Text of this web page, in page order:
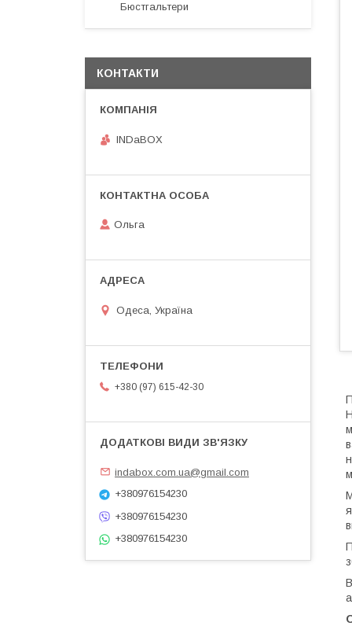
Бюстгальтери
КОНТАКТИ
INDaBOX
Ольга
Одеса, Україна
+380 (97) 615-42-30
indabox.com.ua@gmail.com
+380976154230
+380976154230
+380976154230